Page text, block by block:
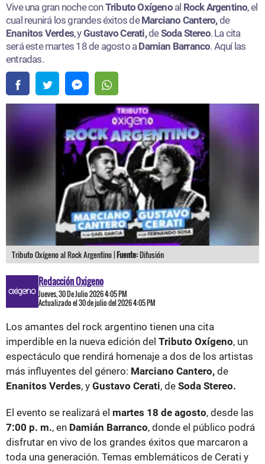
Vive una gran noche conTributo Oxígenoal Rock Argentino, el
cual reunirá los grandes éxitos deMarciano Cantero,de
Enanitos Verdes, yGustavo Cerati,deSoda Stereo. La cita
será este martes 18 de agosto a Damian Barranco. Aquí las
entradas.​
Tributo Oxígeno al Rock Argentino |Fuente:Difusión
Redacción Oxigeno
Jueves, 30 De Julio 2026 4:05 PM
Actualizado el 30 de julio del 2026 4:05 PM
Los amantes del rock argentino tienen una cita
imperdible en la nueva edición del Tributo Oxígeno, un
espectáculo que rendirá homenaje a dos de los artistas
más influyentes del género: Marciano Cantero, de
Enanitos Verdes, y Gustavo Cerati, de Soda Stereo.
El evento se realizará el martes 18 de agosto, desde las
7:00 p. m., en Damián Barranco, donde el público podrá
disfrutar en vivo de los grandes éxitos que marcaron a
toda una generación. Temas emblemáticos de Cerati y